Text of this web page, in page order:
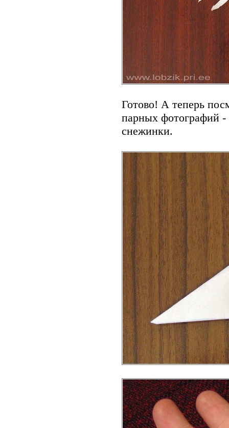
Готово! А теперь
парных фотографий -
снежинки.